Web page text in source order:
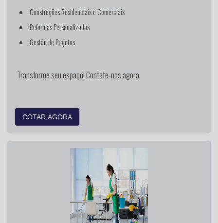
Construções Residenciais e Comerciais
Reformas Personalizadas
Gestão de Projetos
Transforme seu espaço! Contate-nos agora.
COTAR AGORA